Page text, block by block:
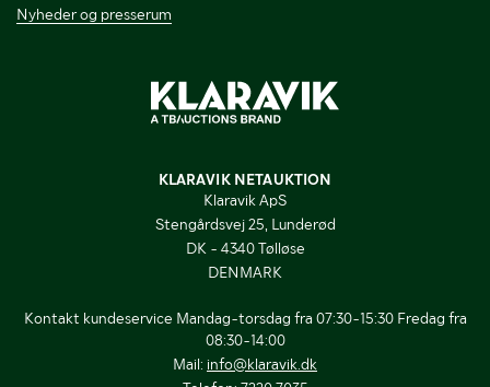
Nyheder og presserum
KLARAVIK NETAUKTION
Klaravik ApS
Stengårdsvej 25, Lunderød
DK - 4340 Tølløse
DENMARK
Kontakt kundeservice Mandag-torsdag fra 07:30-15:30 Fredag fra
08:30-14:00
Mail: info@klaravik.dk